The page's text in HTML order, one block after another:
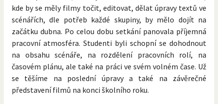
kde by se měly filmy točit, editovat, dělat úpravy textů ve
scénářích, dle potřeb každé skupiny, by mělo dojít na
začátku dubna. Po celou dobu setkání panovala příjemná
pracovní atmosféra. Studenti byli schopní se dohodnout
na obsahu scénáře, na rozdělení pracovních rolí, na
časovém plánu, ale také na práci ve svém volném čase. Už
se těšíme na poslední úpravy a také na závěrečné
představení filmů na konci školního roku.